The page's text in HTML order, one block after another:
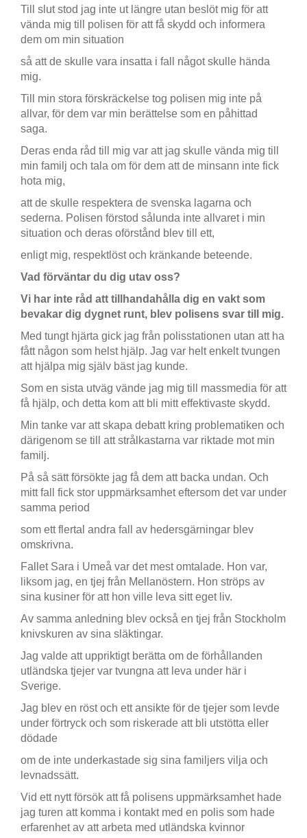
Till slut stod jag inte ut längre utan beslöt mig för att
vända mig till polisen för att få skydd och informera
dem om min situation
så att de skulle vara insatta i fall något skulle hända
mig.
Till min stora förskräckelse tog polisen mig inte på
allvar, för dem var min berättelse som en påhittad
saga.
Deras enda råd till mig var att jag skulle vända mig till
min familj och tala om för dem att de minsann inte fick
hota mig,
att de skulle respektera de svenska lagarna och
sederna. Polisen förstod sålunda inte allvaret i min
situation och deras oförstånd blev till ett,
enligt mig, respektlöst och kränkande beteende.
Vad förväntar du dig utav oss?
Vi har inte råd att tillhandahålla dig en vakt som
bevakar dig dygnet runt, blev polisens svar till mig.
Med tungt hjärta gick jag från polisstationen utan att ha
fått någon som helst hjälp. Jag var helt enkelt tvungen
att hjälpa mig själv bäst jag kunde.
Som en sista utväg vände jag mig till massmedia för att
få hjälp, och detta kom att bli mitt effektivaste skydd.
Min tanke var att skapa debatt kring problematiken och
därigenom se till att strålkastarna var riktade mot min
familj.
På så sätt försökte jag få dem att backa undan. Och
mitt fall fick stor uppmärksamhet eftersom det var under
samma period
som ett flertal andra fall av hedersgärningar blev
omskrivna.
Fallet Sara i Umeå var det mest omtalade. Hon var,
liksom jag, en tjej från Mellanöstern. Hon ströps av
sina kusiner för att hon ville leva sitt eget liv.
Av samma anledning blev också en tjej från Stockholm
knivskuren av sina släktingar.
Jag valde att uppriktigt berätta om de förhållanden
utländska tjejer var tvungna att leva under här i
Sverige.
Jag blev en röst och ett ansikte för de tjejer som levde
under förtryck och som riskerade att bli utstötta eller
dödade
om de inte underkastade sig sina familjers vilja och
levnadssätt.
Vid ett nytt försök att få polisens uppmärksamhet hade
jag turen att komma i kontakt med en polis som hade
erfarenhet av att arbeta med utländska kvinnor